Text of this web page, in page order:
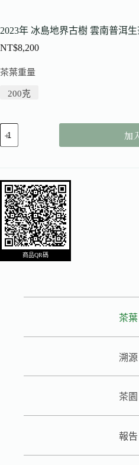
2023年 冰島地界古樹 雲南普洱
NT$8,200
茶葉重量
200克
加
商品QR碼
茶葉
溯源
茶園
報告